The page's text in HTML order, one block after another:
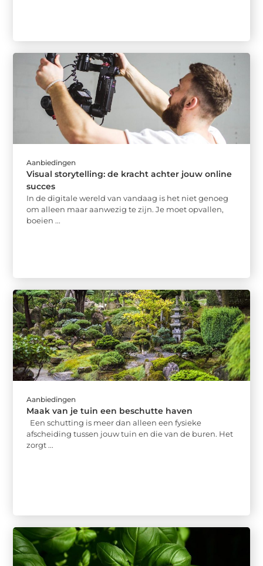
Aanbiedingen
Visual storytelling: de kracht achter jouw online
succes
In de digitale wereld van vandaag is het niet genoeg
om alleen maar aanwezig te zijn. Je moet opvallen,
boeien ...
Aanbiedingen
Maak van je tuin een beschutte haven
Een schutting is meer dan alleen een fysieke
afscheiding tussen jouw tuin en die van de buren. Het
zorgt ...